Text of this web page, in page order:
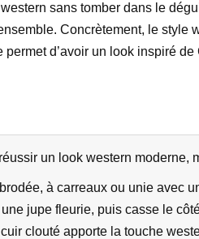
sans tomber dans le
Concrètement, le
permet d’avoir un look inspiré
un look western moderne,
à carreaux ou unie avec
jupe fleurie, puis casse le
clouté apporte la touche